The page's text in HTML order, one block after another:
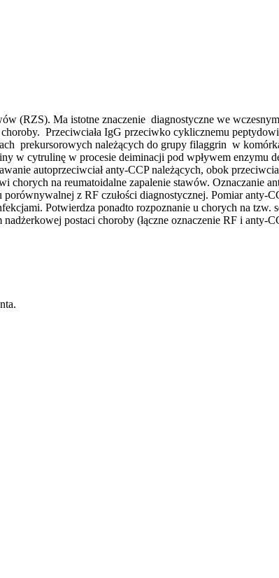
(RZS). Ma istotne znaczenie diagnostyczne we
Przeciwciała IgG przeciwko cyklicznemu
prekursorowych należących do grupy filaggrin w
w cytrulinę w procesie deiminacji pod wpływem
autoprzeciwciał anty-CCP należących, obok
na reumatoidalne zapalenie stawów. Oznaczanie
z RF czułości diagnostycznej. Pomiar anty-
Potwierdza ponadto rozpoznanie u chorych na
postaci choroby (łączne oznaczenie RF i anty-